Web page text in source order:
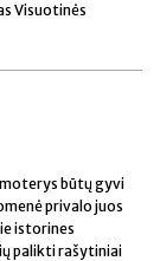
Visuotinės
būtų gyvi
privalo juos
istorines
palikti rašytiniai